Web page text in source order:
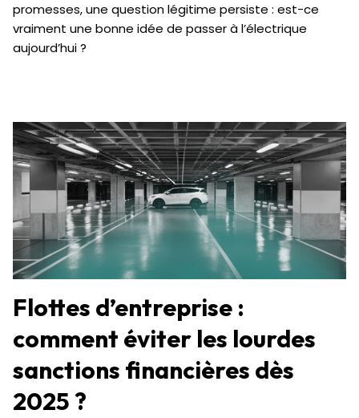
promesses, une question légitime persiste : est-ce
vraiment une bonne idée de passer à l’électrique
aujourd’hui ?
Flottes d’entreprise :
comment éviter les lourdes
sanctions financières dès
2025 ?